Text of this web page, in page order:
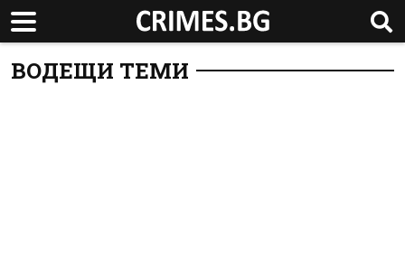
ВОДЕЩИ ТЕМИ